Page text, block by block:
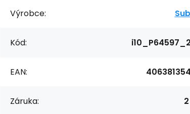
Výrobce:
Kód:
EAN:
Záruka: